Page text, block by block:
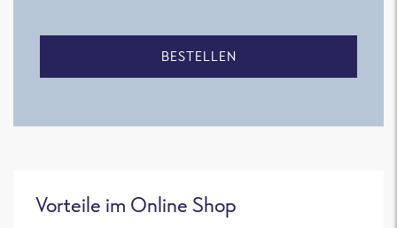
BESTELLEN
Vorteile im Online Shop